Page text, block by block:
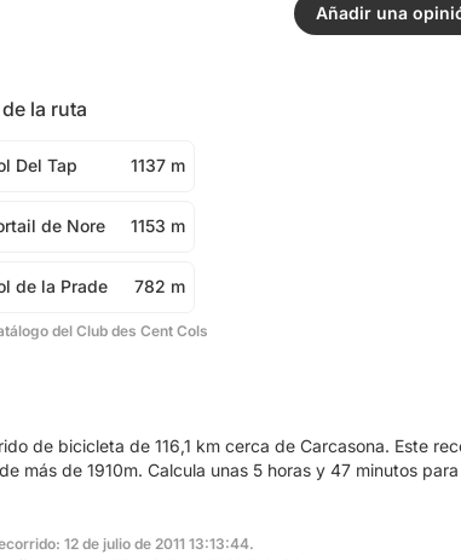
Añadir una
la ruta
Del Tap 1137 m
de Nore 1153 m
de la Prade 782 m
del Club des Cent Cols
de bicicleta de 116,1 km cerca de Carcasona. Este
más de 1910m. Calcula unas 5 horas y 47 minutos
12 de julio de 2011 13:13:44.